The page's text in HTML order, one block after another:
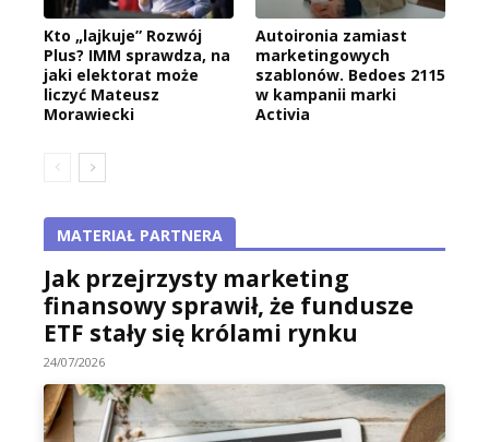
Kto „lajkuje” Rozwój
Plus? IMM sprawdza, na
jaki elektorat może
liczyć Mateusz
Morawiecki
Autoironia zamiast
marketingowych
szablonów. Bedoes 2115
w kampanii marki
Activia
MATERIAŁ PARTNERA
Jak przejrzysty marketing
finansowy sprawił, że fundusze
ETF stały się królami rynku
24/07/2026